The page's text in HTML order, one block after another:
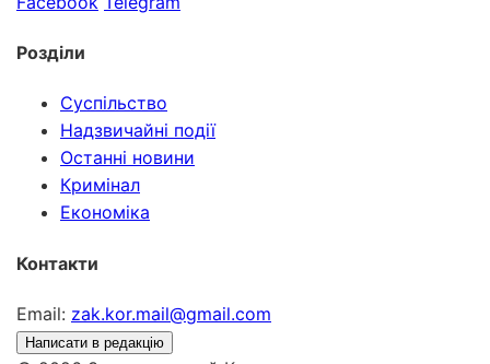
Розділи
Суспільство
Надзвичайні події
Останні новини
Кримінал
Економіка
Контакти
Email: zak.kor.mail@gmail.com
Написати в редакцію